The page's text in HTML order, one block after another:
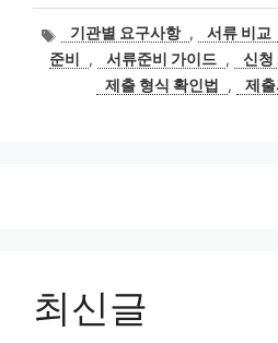
태
그
기관별 요구사항 , 서류 비교
준비
, 서류준비 가이드 , 신청
제출 형식 확인법
, 제출
최신글